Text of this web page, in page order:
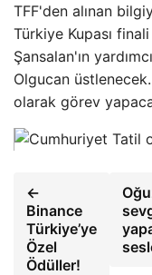
TFF'den alınan
Türkiye Kupası finali
Şansalan'ın
Olgucan
olarak görev
←
Binance
Türkiye’ye
Özel
Ödüller!